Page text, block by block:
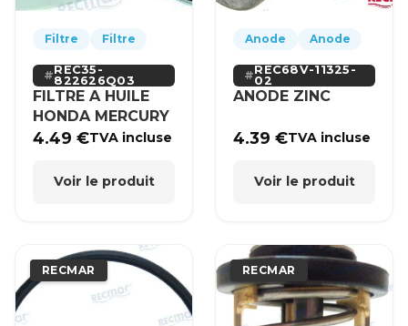
Filtre Filtre
REC35-
822626Q03
FILTRE A HUILE
HONDA MERCURY
4.49€TVA incluse
Voir le produit
Anode Anode
REC68V-11325-
02
ANODE ZINC
4.39€TVA incluse
Voir le produit
RECMAR RECMAR